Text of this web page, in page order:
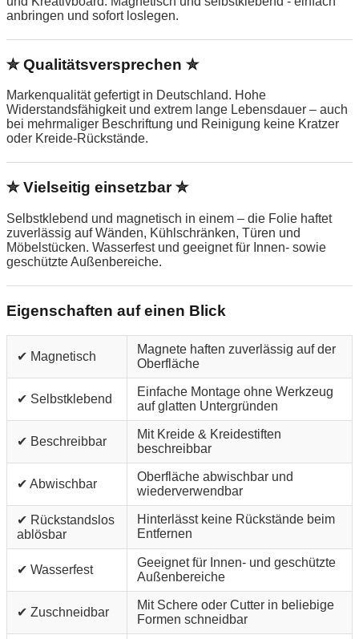
anbringen und sofort loslegen.
✮ Qualitätsversprechen ✮
Markenqualität gefertigt in Deutschland. Hohe
Widerstandsfähigkeit und extrem lange Lebensdauer – auch
bei mehrmaliger Beschriftung und Reinigung keine Kratzer
oder Kreide-Rückstände.
✮ Vielseitig einsetzbar ✮
Selbstklebend und magnetisch in einem – die Folie haftet
zuverlässig auf Wänden, Kühlschränken, Türen und
Möbelstücken. Wasserfest und geeignet für Innen- sowie
geschützte Außenbereiche.
Eigenschaften auf einen Blick
✔ Magnetisch
Magnete haften zuverlässig auf der
Oberfläche
✔ Selbstklebend
Einfache Montage ohne Werkzeug
auf glatten Untergründen
✔ Beschreibbar
Mit Kreide & Kreidestiften
beschreibbar
✔ Abwischbar
Oberfläche abwischbar und
wiederverwendbar
✔ Rückstandslos
ablösbar
Hinterlässt keine Rückstände beim
Entfernen
✔ Wasserfest
Geeignet für Innen- und geschützte
Außenbereiche
✔ Zuschneidbar
Mit Schere oder Cutter in beliebige
Formen schneidbar